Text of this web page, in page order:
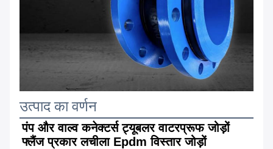
उत्पाद का वर्णन
पंप और वाल्व कनेक्टर्स ट्यूबलर वाटरप्रूफ जोड़ों
फ्लैंज प्रकार लचीला Epdm विस्तार जोड़ों